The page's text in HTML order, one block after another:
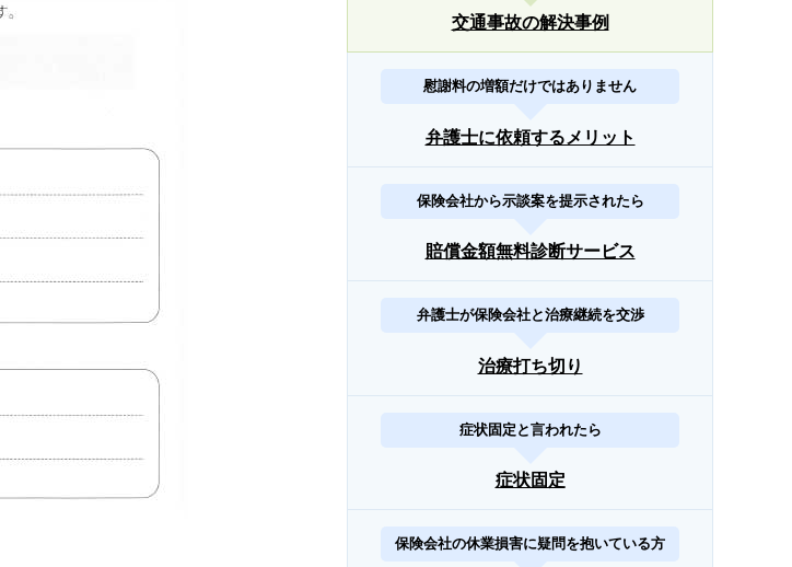
交通事故の解決事例
慰謝料の増額だけではありません
弁護士に依頼するメリット
保険会社から示談案を提示されたら
賠償金額無料診断サービス
弁護士が保険会社と治療継続を交渉
治療打ち切り
症状固定と言われたら
症状固定
保険会社の休業損害に疑問を抱いている方